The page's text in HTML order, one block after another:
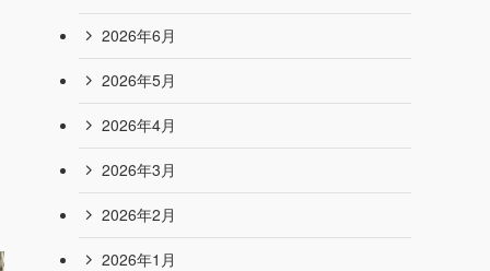
Tweets by akishimagazin
アーカイブ